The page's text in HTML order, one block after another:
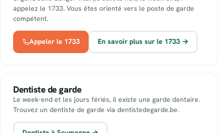
appelez le 1733. Vous êtes orienté vers le poste de garde
compétent.
Appeler le 1733 En savoir plus sur le 1733 →
Dentiste de garde
Le week-end et les jours fériés, il existe une garde dentaire.
Trouvez un dentiste de garde via dentistedegarde.be.